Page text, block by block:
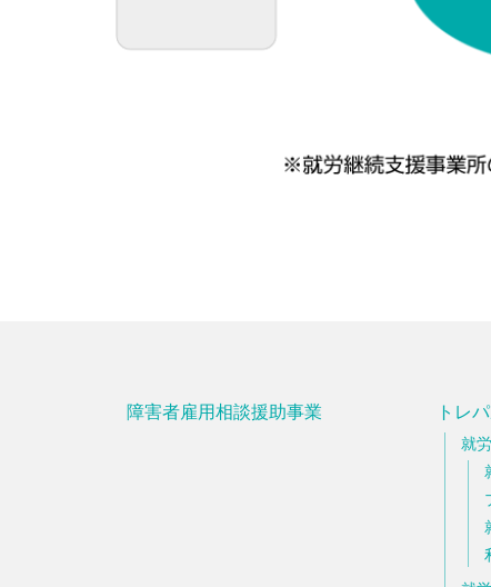
障害者雇用相談援助事業 トレ
就